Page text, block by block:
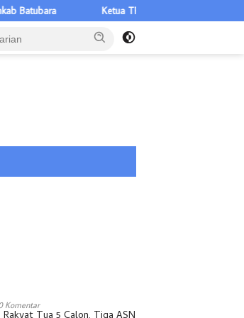
Ketua TP PKK Asahan Serahkan
Komentar